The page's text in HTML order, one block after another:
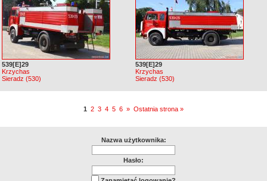
539[E]29
Krzychas
Sieradz (530)
539[E]29
Krzychas
Sieradz (530)
1 2 3 4 5 6 » Ostatnia strona »
Nazwa użytkownika:
Hasło: